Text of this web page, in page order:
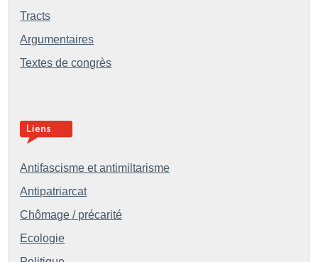
Tracts
Argumentaires
Textes de congrès
Antifascisme et antimiltarisme
Antipatriarcat
Chômage / précarité
Ecologie